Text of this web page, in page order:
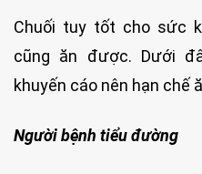
Chuối tuy tốt cho sức
cũng ăn được. Dưới
khuyến cáo nên hạn chế
Người bệnh tiểu đường